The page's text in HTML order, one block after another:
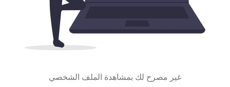
غير مصرح لك بمشاهدة الملف الشخصي